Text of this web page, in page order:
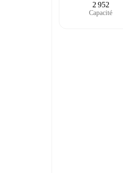
2 952
Capacité